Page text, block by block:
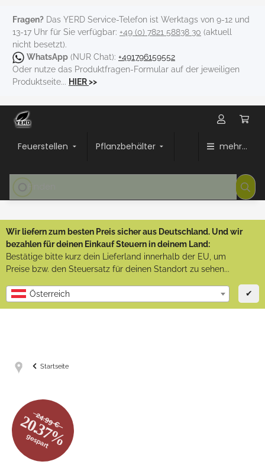
Fragen? Das YERD Service-Telefon ist Werktags von 9-12 und
13-17 Uhr für Sie verfügbar: +49 (0) 7821 58838 30 (aktuell
nicht besetzt).
WhatsApp (NUR Chat): +491796159552
Oder nutze das Produktfragen-Formular auf der jeweiligen
Produktseite... HIER>>
Feuerstellen Pflanzbehälter mehr...
Wir liefern zum besten Preis sicher aus Deutschland. Und wir
bezahlen für deinen Einkauf Steuern in deinem Land:
Bestätige bitte kurz dein Lieferland innerhalb der EU, um
Preise bzw. den Steuersatz für deinen Standort zu sehen...
Österreich ✔
Startseite
24.99 €
20.37%
gespart